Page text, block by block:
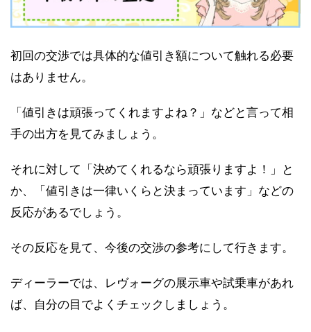
初回の交渉では具体的な値引き額について触れる必要
はありません。
「値引きは頑張ってくれますよね？」などと言って相
手の出方を見てみましょう。
それに対して「決めてくれるなら頑張りますよ！」と
か、「値引きは一律いくらと決まっています」などの
反応があるでしょう。
その反応を見て、今後の交渉の参考にして行きます。
ディーラーでは、レヴォーグの展示車や試乗車があれ
ば、自分の目でよくチェックしましょう。